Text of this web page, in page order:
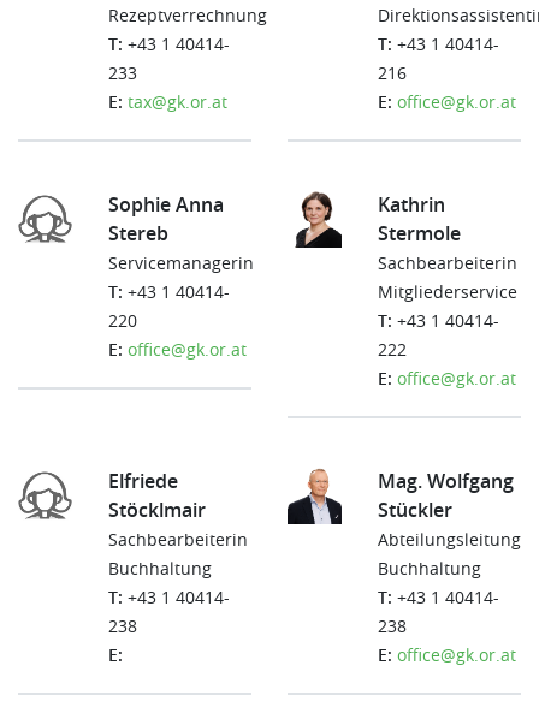
Rezeptverrechnung
T: +43 1 40414-
233
E: tax@gk.or.at
T: +43 1 40414-
216
E: office@gk.or.at
Sophie Anna
Stereb
Servicemanagerin
T: +43 1 40414-
220
E: office@gk.or.at
Kathrin
Stermole
Sachbearbeiterin
Mitgliederservice
T: +43 1 40414-
222
E: office@gk.or.at
Elfriede
Stöcklmair
Sachbearbeiterin
Buchhaltung
T: +43 1 40414-
238
E:
Mag. Wolfgang
Stückler
Abteilungsleitung
Buchhaltung
T: +43 1 40414-
238
E: office@gk.or.at